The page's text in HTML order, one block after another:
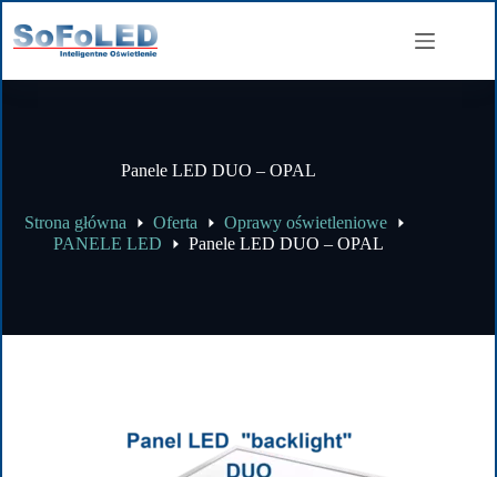
Panele LED DUO – OPAL
Strona główna Oferta
Oprawy oświetleniowe
PANELE LED
Panele LED DUO – OPAL